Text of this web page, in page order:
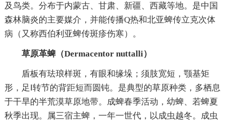
及鸟类。分布于内蒙古、甘肃、新疆、西藏等地。是中国
森林脑炎的主要媒介，并能传播Q热和北亚蜱传立克次体
病（又称西伯利亚蜱传斑疹伤寒）。
草原革蜱（Dermacentor nuttalli）
盾板有珐琅样斑，有眼和缘垛；须肢宽短，颚基矩
形，足Ⅰ转节的背距短而圆钝。是典型的草原种类，多栖息
于干旱的半荒漠草原地带。成蜱春季活动，幼蜱、若蜱夏
秋季出现。属三宿主蜱，一年一世代，以成虫越冬。成虫